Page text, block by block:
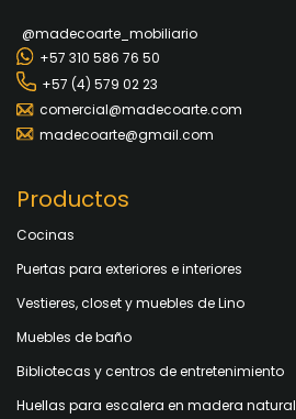
@madecoarte_mobiliario
+57 310 586 76 50
+57 (4) 579 02 23
comercial@madecoarte.com
madecoarte@gmail.com
Productos
Cocinas
Puertas para exteriores e interiores
Vestieres, closet y muebles de Lino
Muebles de baño
Bibliotecas y centros de entretenimiento
Huellas para escalera en madera natural